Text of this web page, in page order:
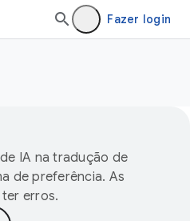
Fazer login
IA na tradução de
de preferência. As
erros.